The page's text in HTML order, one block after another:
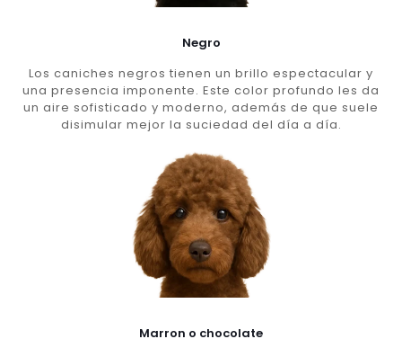
Negro
Los caniches negros tienen un brillo espectacular y
una presencia imponente. Este color profundo les da
un aire sofisticado y moderno, además de que suele
disimular mejor la suciedad del día a día.
Marron o chocolate